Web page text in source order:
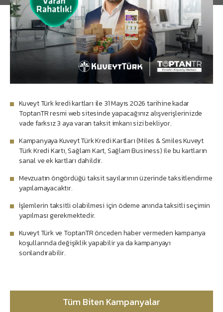
Kuveyt Türk kredi kartları ile 31 Mayıs 2026 tarihine kadar
ToptanTR resmi web sitesinde yapacağınız alışverişlerinizde
vade farksız 3 aya varan taksit imkanı sizi bekliyor.
Kampanyaya Kuveyt Türk Kredi Kartları (Miles & Smiles Kuveyt
Türk Kredi Kartı, Sağlam Kart, Sağlam Business) ile bu kartların
sanal ve ek kartları dahildir.
Mevzuatın öngördüğü taksit sayılarının üzerinde taksitlendirme
yapılamayacaktır.
İşlemlerin taksitli olabilmesi için ödeme anında taksitli seçimin
yapılması gerekmektedir.
Kuveyt Türk ve ToptanTR önceden haber vermeden kampanya
koşullarında değişiklik yapabilir ya da kampanyayı
sonlandırabilir.
Tüm Biten Kampanyalar